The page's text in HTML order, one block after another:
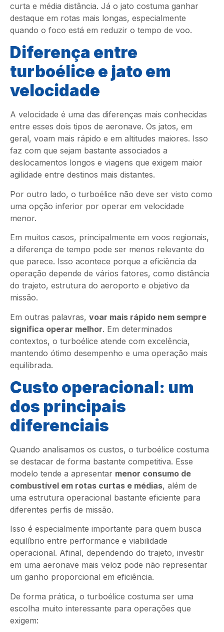
curta e média distância. Já o jato costuma ganhar
destaque em rotas mais longas, especialmente
quando o foco está em reduzir o tempo de voo.
Diferença entre
turboélice e jato em
velocidade
A velocidade é uma das diferenças mais conhecidas
entre esses dois tipos de aeronave. Os jatos, em
geral, voam mais rápido e em altitudes maiores. Isso
faz com que sejam bastante associados a
deslocamentos longos e viagens que exigem maior
agilidade entre destinos mais distantes.
Por outro lado, o turboélice não deve ser visto como
uma opção inferior por operar em velocidade
menor.
Em muitos casos, principalmente em voos regionais,
a diferença de tempo pode ser menos relevante do
que parece. Isso acontece porque a eficiência da
operação depende de vários fatores, como distância
do trajeto, estrutura do aeroporto e objetivo da
missão.
Em outras palavras, voar mais rápido nem sempre
significa operar melhor. Em determinados
contextos, o turboélice atende com excelência,
mantendo ótimo desempenho e uma operação mais
equilibrada.
Custo operacional: um
dos principais
diferenciais
Quando analisamos os custos, o turboélice costuma
se destacar de forma bastante competitiva. Esse
modelo tende a apresentar menor consumo de
combustível em rotas curtas e médias, além de
uma estrutura operacional bastante eficiente para
diferentes perfis de missão.
Isso é especialmente importante para quem busca
equilíbrio entre performance e viabilidade
operacional. Afinal, dependendo do trajeto, investir
em uma aeronave mais veloz pode não representar
um ganho proporcional em eficiência.
De forma prática, o turboélice costuma ser uma
escolha muito interessante para operações que
exigem: